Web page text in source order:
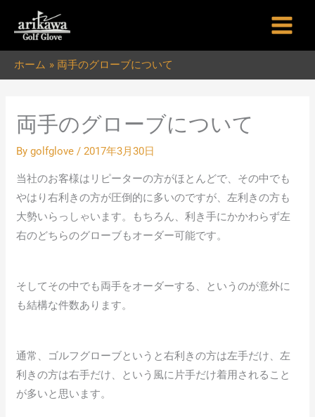
ホーム 両手のグローブについて
両手のグローブについて
Bygolfglove/2017年3月30日
当社のお客様はリピーターの方がほとんどで、その中でも
やはり右利きの方が圧倒的に多いのですが、左利きの方も
大勢いらっしゃいます。もちろん、利き手にかかわらず左
右のどちらのグローブもオーダー可能です。
そしてその中でも両手をオーダーする、というのが意外に
も結構な件数あります。
通常、ゴルフグローブというと右利きの方は左手だけ、左
利きの方は右手だけ、という風に片手だけ着用されること
が多いと思います。